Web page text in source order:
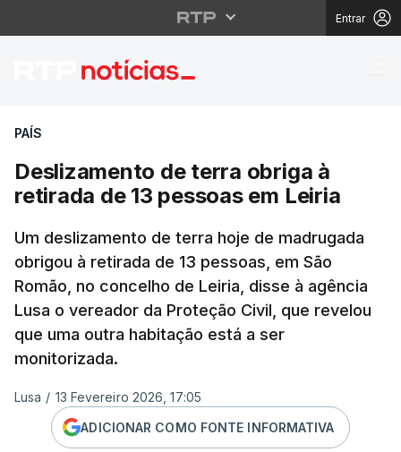
Entrar
Deslizamento de
PAÍS
Deslizamento de terra obriga à
retirada de 13 pessoas em Leiria
Um deslizamento de terra hoje de madrugada
obrigou à retirada de 13 pessoas, em São
Romão, no concelho de Leiria, disse à agência
Lusa o vereador da Proteção Civil, que revelou
que uma outra habitação está a ser
monitorizada.
Lusa / 13 Fevereiro 2026, 17:05
ADICIONAR COMO FONTE INFORMATIVA